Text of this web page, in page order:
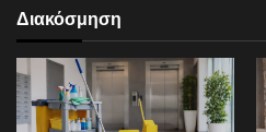
Διακόσμηση